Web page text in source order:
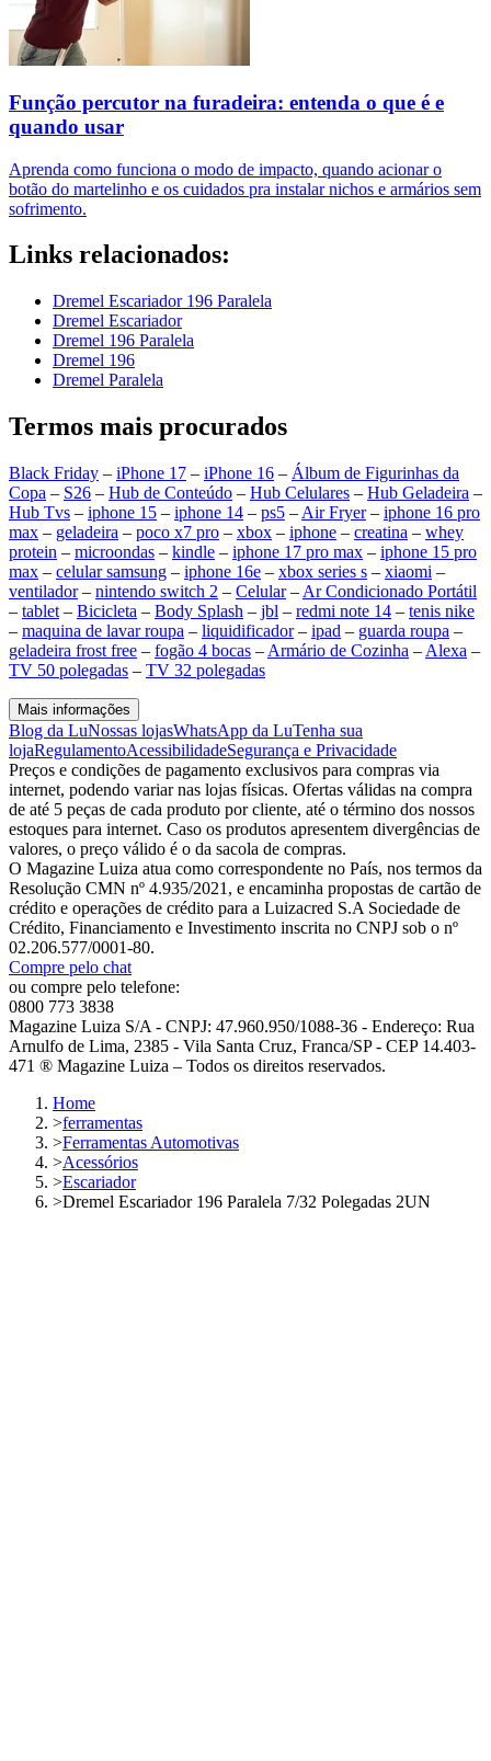
Função percutor na furadeira: entenda o que é e
quando usar
Aprenda como funciona o modo de impacto, quando acionar o
botão do martelinho e os cuidados pra instalar nichos e armários sem
sofrimento.
Links relacionados:
Dremel Escariador 196 Paralela
Dremel Escariador
Dremel 196 Paralela
Dremel 196
Dremel Paralela
Termos mais procurados
Black Friday – iPhone 17 – iPhone 16 – Álbum de Figurinhas da
Copa – S26 – Hub de Conteúdo – Hub Celulares – Hub Geladeira –
Hub Tvs – iphone 15 – iphone 14 – ps5 – Air Fryer– iphone 16 pro
max – geladeira – poco x7 pro – xbox – iphone – creatina – whey
protein – microondas – kindle – iphone 17 pro max – iphone 15 pro
max – celular samsung – iphone 16e – xbox series s – xiaomi –
ventilador– nintendo switch 2 – Celular– Ar Condicionado Portátil
– tablet – Bicicleta – Body Splash – jbl – redmi note 14 – tenis nike
– maquina de lavar roupa – liquidificador– ipad – guarda roupa –
geladeira frost free – fogão 4 bocas – Armário de Cozinha – Alexa –
TV 50 polegadas – TV 32 polegadas
Mais informações
Blog da LuNossas lojasWhatsApp da LuTenha sua
lojaRegulamentoAcessibilidadeSegurança e Privacidade
Preços e condições de pagamento exclusivos para compras via
internet, podendo variar nas lojas físicas. Ofertas válidas na compra
de até 5 peças de cada produto por cliente, até o término dos nossos
estoques para internet. Caso os produtos apresentem divergências de
valores, o preço válido é o da sacola de compras.
O Magazine Luiza atua como correspondente no País, nos termos da
Resolução CMN nº 4.935/2021, e encaminha propostas de cartão de
crédito e operações de crédito para a Luizacred S.A Sociedade de
Crédito, Financiamento e Investimento inscrita no CNPJ sob o nº
02.206.577/0001-80.
Compre pelo chat
ou compre pelo telefone:
0800 773 3838
Magazine Luiza S/A - CNPJ: 47.960.950/1088-36 - Endereço: Rua
Arnulfo de Lima, 2385 - Vila Santa Cruz, Franca/SP - CEP 14.403-
471 ® Magazine Luiza – Todos os direitos reservados.
Home
>ferramentas
>Ferramentas Automotivas
>Acessórios
>Escariador
>Dremel Escariador 196 Paralela 7/32 Polegadas 2UN